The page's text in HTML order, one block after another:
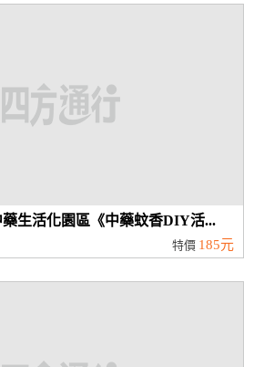
生活化園區《中藥蚊香DIY活...
特價 185元